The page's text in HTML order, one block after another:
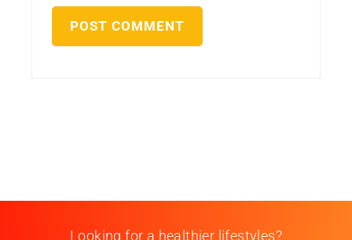
Looking for a healthier lifestyles?